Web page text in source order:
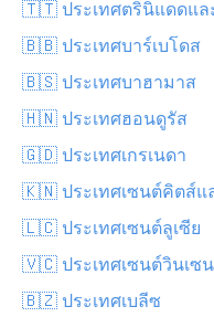
🇹🇹 ประเทศตรินิแดดแล
🇧🇧 ประเทศบาร์เบโดส
🇧🇸 ประเทศบาฮามาส
🇭🇳 ประเทศฮอนดูรัส
🇬🇩 ประเทศเกรเนดา
🇰🇳 ประเทศเซนต์คิตส์แ
🇱🇨 ประเทศเซนต์ลูเซีย
🇻🇨 ประเทศเซนต์วินเซ
🇧🇿 ประเทศเบลีซ